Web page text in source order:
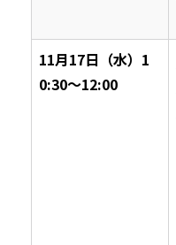
11月17日（水）1
0:30〜12:00